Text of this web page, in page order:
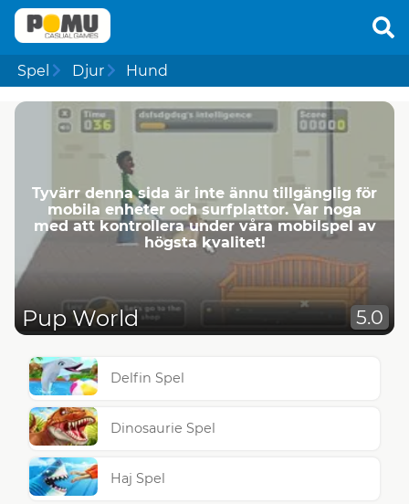
Spel Djur Hund
Tyvärr denna sida är inte ännu tillgänglig för
mobila enheter och surfplattor. Var noga
med att kontrollera under våra mobilspel av
högsta kvalitet!
Pup World 5.0
Delfin Spel
Dinosaurie Spel
Haj Spel